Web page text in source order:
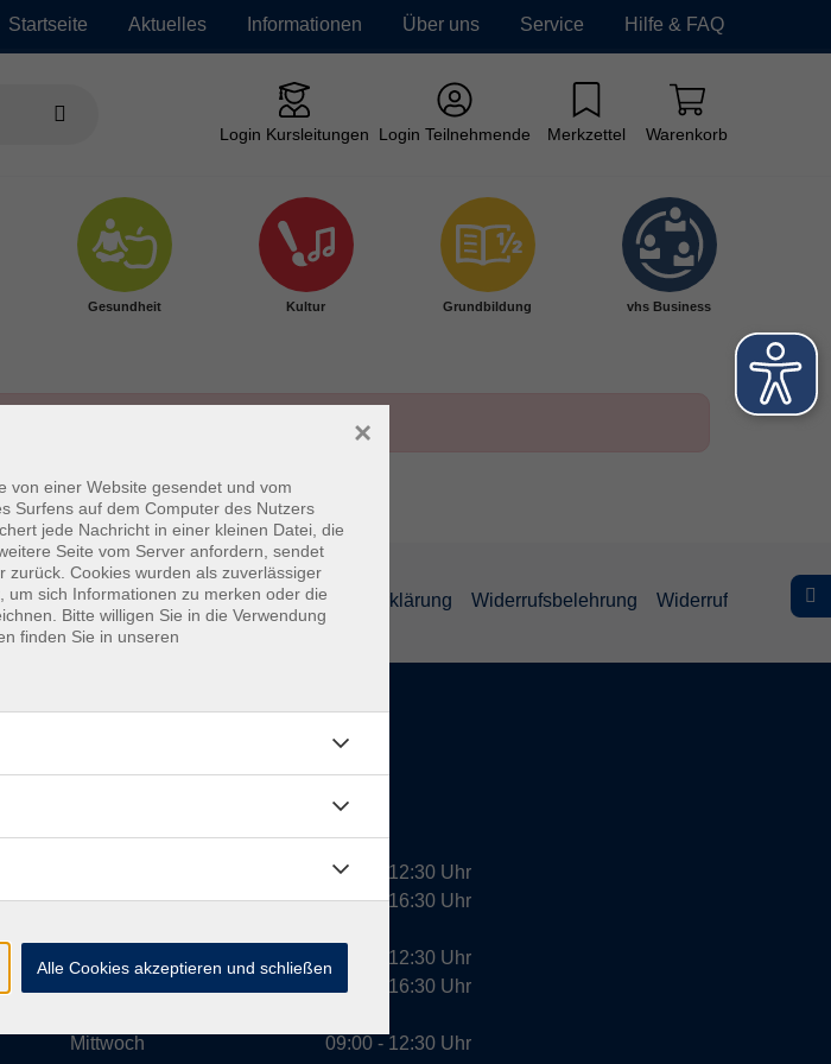
Startseite Aktuelles Informationen Über uns Service Hilfe & FAQ
Login Kursleitungen Login Teilnehmende Merkzettel Warenkorb
Gesundheit Kultur Grundbildung vhs Business
Datenschutzerklärung Barrierefreiheitserklärung Widerrufsbelehrung Widerruf
Dienstag
Mittwoch
09:00 - 12:30 Uhr
13:00 - 16:30 Uhr
10:00 - 12:30 Uhr
13:00 - 16:30 Uhr
09:00 - 12:30 Uhr
von einer Website gesendet und vom
Surfens auf dem Computer des Nutzers
jede Nachricht in einer kleinen Datei, die
Seite vom Server anfordern, sendet
zurück. Cookies wurden als zuverlässiger
um sich Informationen zu merken oder die
Bitte willigen Sie in die Verwendung
finden Sie in unseren
×
Alle Cookies akzeptieren und schließen